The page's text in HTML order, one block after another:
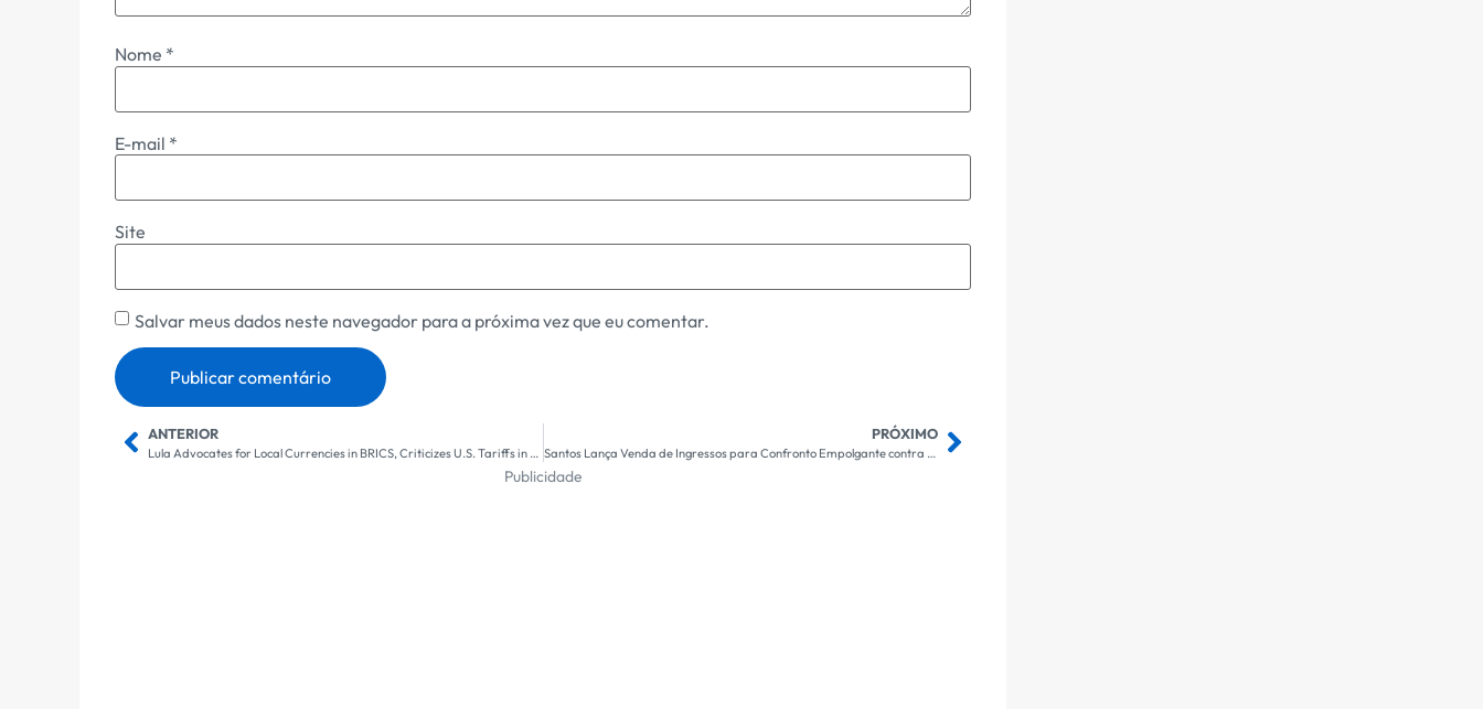
Nome *
E-mail *
Site
Salvar meus dados neste navegador para a próxima vez que eu comentar.
ANTERIOR
Lula Advocates for Local Currencies in BRICS, Criticizes U.S. Tariffs in Bold Economic Stance
PRÓXIMO
Santos Lança Venda de Ingressos para Confronto Empolgante contra o Vasco; Confira Todos os Detalhes!
Publicidade